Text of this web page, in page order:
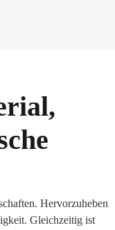
Hervorzuheben
Gleichzeitig ist